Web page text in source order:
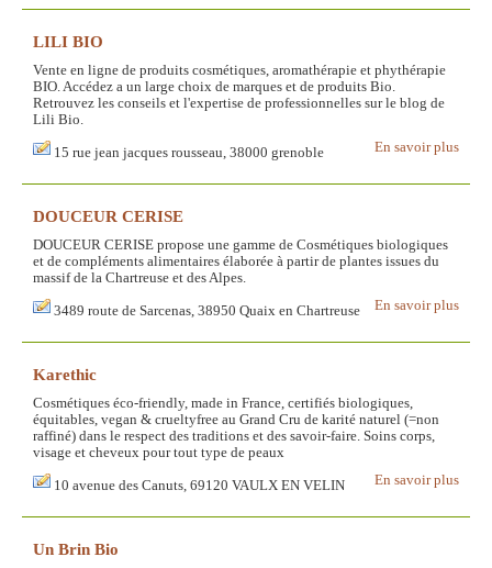
LILI BIO
Vente en ligne de produits cosmétiques, aromathérapie et phythérapie
BIO. Accédez a un large choix de marques et de produits Bio.
Retrouvez les conseils et l'expertise de professionnelles sur le blog de
Lili Bio.
En savoir plus
15 rue jean jacques rousseau, 38000 grenoble
DOUCEUR CERISE
DOUCEUR CERISE propose une gamme de Cosmétiques biologiques
et de compléments alimentaires élaborée à partir de plantes issues du
massif de la Chartreuse et des Alpes.
En savoir plus
3489 route de Sarcenas, 38950 Quaix en Chartreuse
Karethic
Cosmétiques éco-friendly, made in France, certifiés biologiques,
équitables, vegan & crueltyfree au Grand Cru de karité naturel (=non
raffiné) dans le respect des traditions et des savoir-faire. Soins corps,
visage et cheveux pour tout type de peaux
En savoir plus
10 avenue des Canuts, 69120 VAULX EN VELIN
Un Brin Bio